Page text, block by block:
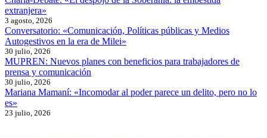
extranjera»
3 agosto, 2026
Conversatorio: «Comunicación, Políticas públicas y Medios
Autogestivos en la era de Milei»
30 julio, 2026
MUPREN: Nuevos planes con beneficios para trabajadores de
prensa y comunicación
30 julio, 2026
Mariana Mamaní: «Incomodar al poder parece un delito, pero no lo
es»
23 julio, 2026